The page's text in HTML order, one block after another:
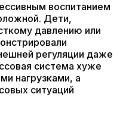
воспитанием
Дети,
давлению или
регуляции даже
система хуже
нагрузками, а
ситуаций